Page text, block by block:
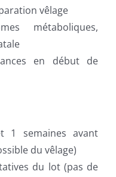
vêlage
métaboliques,
en début de
1 semaines avant
du vêlage)
du lot (pas de